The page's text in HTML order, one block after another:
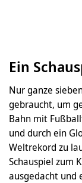
Ein
Nur ganze
gebraucht, um
Bahn mit
und durch ein
Weltrekord zu
Schauspiel zum
ausgedacht und